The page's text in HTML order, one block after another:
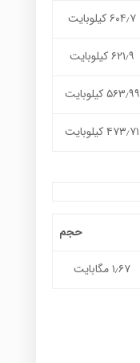
۶۰۴٫۷ کیلوبایت
۶۲۱٫۹ کیلوبایت
۵۶۳٫۹۹ کیلوبایت
۴۷۳٫۷۱ کیلوبایت
حجم
۱٫۶۷ مگابایت